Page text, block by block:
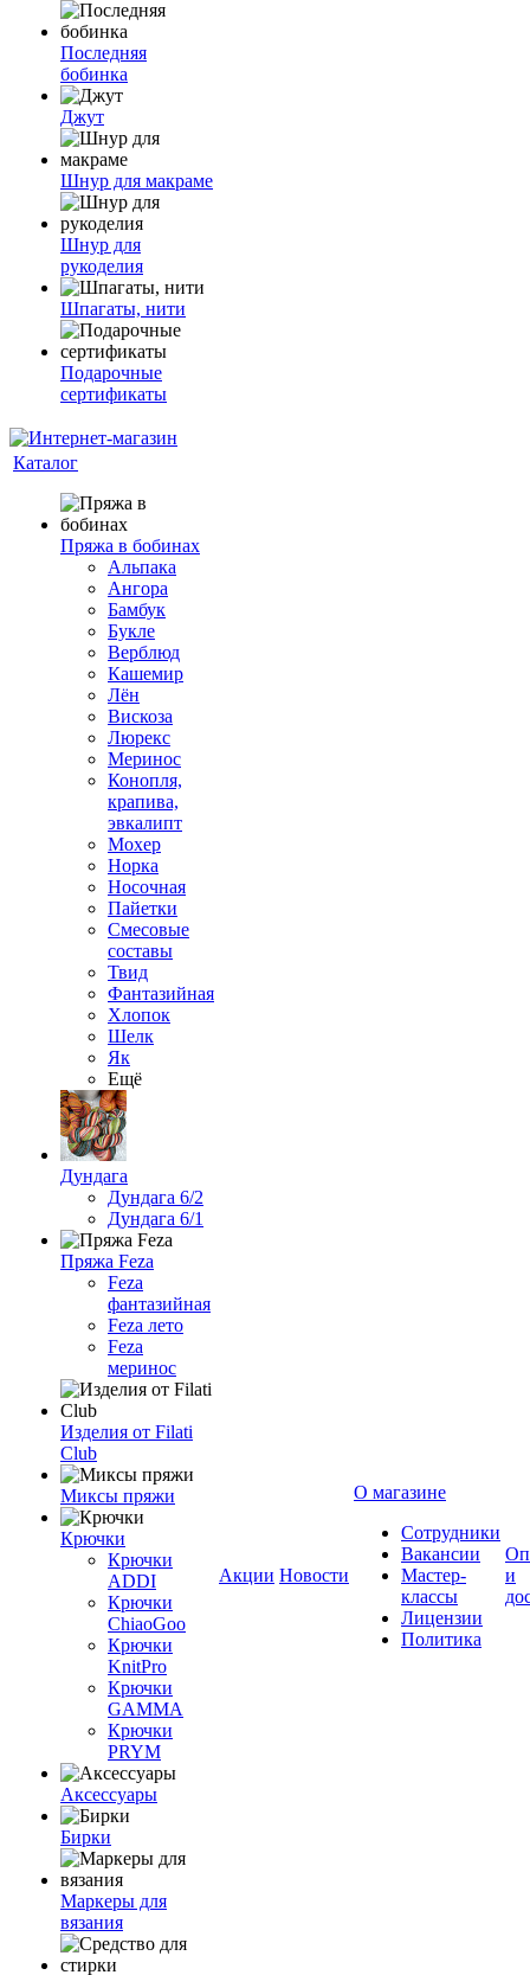
Последняя
бобинка
Джут
Шнур для макраме
Шнур для
рукоделия
Шпагаты, нити
Подарочные
сертификаты
Каталог
Пряжа в бобинах
Альпака
Ангора
Бамбук
Букле
Верблюд
Кашемир
Лён
Вискоза
Люрекс
Меринос
Конопля,
крапива,
эвкалипт
Мохер
Норка
Носочная
Пайетки
Смесовые
составы
Твид
Фантазийная
Хлопок
Шелк
Як
Ещё
Дундага
Дундага 6/2
Дундага 6/1
Пряжа Feza
Feza
фантазийная
Feza лето
Feza
меринос
Изделия от Filati
Club
Миксы пряжи
Крючки
Крючки
ADDI
Крючки
ChiaoGoo
Крючки
KnitPro
Крючки
GAMMA
Крючки
PRYM
Аксессуары
Бирки
Маркеры для
вязания
Акции Новости
О магазине
Сотрудники
Вакансии
Мастер-
классы
Лицензии
Политика
и